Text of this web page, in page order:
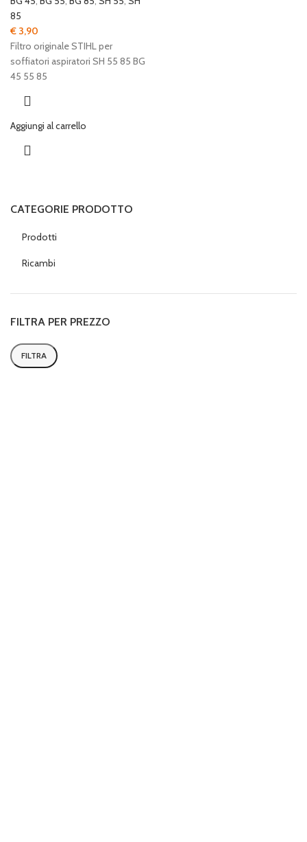
CATEGORIE PRODOTTO
Prodotti
Ricambi
FILTRA PER PREZZO
Prezzo
Prezzo
FILTRA
85
€ 3,90
Filtro originale STIHL per
soffiatori aspiratori SH 55 85 BG
45 55 85
Aggiungi al carrello